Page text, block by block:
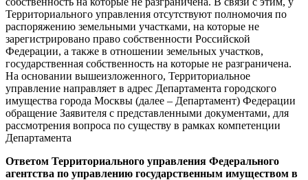
Территориального управления отсутствуют полномочия по
распоряжению земельными участками, на которые не
зарегистрировано право собственности Российской
Федерации, а также в отношении земельных участков,
государственная собственность на которые не разграничена.
На основании вышеизложенного, Территориальное
управление направляет в адрес Департамента городского
имущества города Москвы (далее – Департамент) Федерации
обращение Заявителя с представленными документами, для
рассмотрения вопроса по существу в рамках компетенции
Департамента
Ответом Территориального управления Федерального
агентства по управлению государственным имуществом в